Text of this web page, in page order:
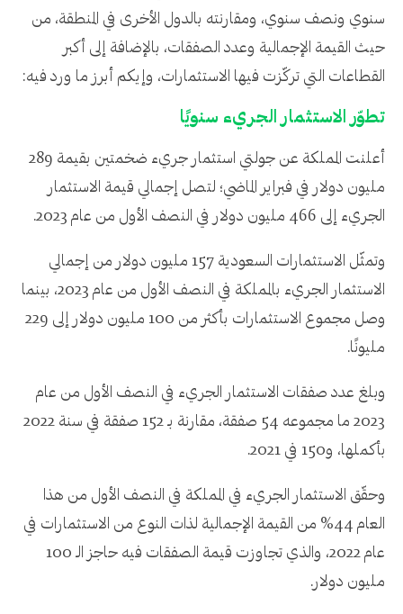
سنوي ونصف سنوي، ومقارنته بالدول الأخرى في المنطقة، من
حيث القيمة الإجمالية وعدد الصفقات، بالإضافة إلى أكبر
القطاعات التي تركّزت فيها الاستثمارات، وإيكم أبرز ما ورد فيه:
تطوّر الاستثمار الجريء سنويًا
أعلنت المملكة عن جولتي استثمار جريء ضخمتين بقيمة 289
مليون دولار في فبراير الماضي؛ لتصل إجمالي قيمة الاستثمار
الجريء إلى 466 مليون دولار في النصف الأول من عام 2023.
وتمثّل الاستثمارات السعودية 157 مليون دولار من إجمالي
الاستثمار الجريء بالمملكة في النصف الأول من عام 2023، بينما
وصل مجموع الاستثمارات بأكثر من 100 مليون دولار إلى 229
مليونًا.
وبلغ عدد صفقات الاستثمار الجريء في النصف الأول من عام
2023 ما مجموعه 54 صفقة، مقارنة بـ 152 صفقة في سنة 2022
بأكملها، و150 في 2021.
وحقّق الاستثمار الجريء في المملكة في النصف الأول من هذا
العام 44% من القيمة الإجمالية لذات النوع من الاستثمارات في
عام 2022، والذي تجاوزت قيمة الصفقات فيه حاجز الـ 100
مليون دولار.